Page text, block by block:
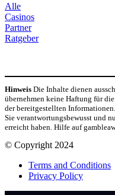
Alle
Casinos
Partner
Ratgeber
Hinweis Die Inhalte dienen
übernehmen keine Haftung für
der bereitgestellten
Sie verantwortungsbewusst und
erreicht haben. Hilfe auf
© Copyright 2024
Terms and Conditions
Privacy Policy